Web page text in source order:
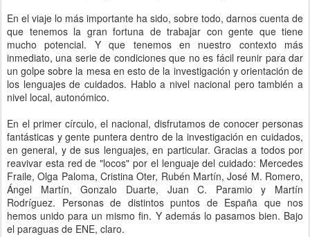
En el viaje lo más importante ha sido, sobre todo, darnos cuenta de
que tenemos la gran fortuna de trabajar con gente que tiene
mucho potencial. Y que tenemos en nuestro contexto más
inmediato, una serie de condiciones que no es fácil reunir para dar
un golpe sobre la mesa en esto de la investigación y orientación de
los lenguajes de cuidados. Hablo a nivel nacional pero también a
nivel local, autonómico.
En el primer círculo, el nacional, disfrutamos de conocer personas
fantásticas y gente puntera dentro de la investigación en cuidados,
en general, y de sus lenguajes, en particular. Gracias a todos por
reavivar esta red de "locos" por el lenguaje del cuidado: Mercedes
Fraile, Olga Paloma, Cristina Oter, Rubén Martín, José M. Romero,
Ángel Martín, Gonzalo Duarte, Juan C. Paramio y Martín
Rodríguez. Personas de distintos puntos de España que nos
hemos unido para un mismo fin. Y además lo pasamos bien. Bajo
el paraguas de ENE, claro.